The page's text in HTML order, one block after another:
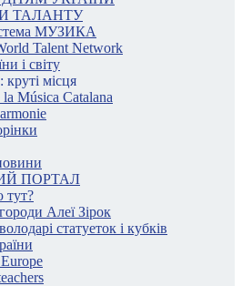
ТАЛАНТУ
МУЗИКА
Talent Network
і світу
місця
la Música Catalana
ПОРТАЛ
Алеї Зірок
статуеток і кубків